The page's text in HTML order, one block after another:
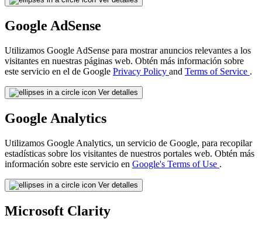
Google AdSense
Utilizamos Google AdSense para mostrar anuncios relevantes a los
visitantes en nuestras páginas web. Obtén más información sobre
este servicio en el de Google Privacy Policy and Terms of Service .
Ver detalles
Google Analytics
Utilizamos Google Analytics, un servicio de Google, para recopilar
estadísticas sobre los visitantes de nuestros portales web. Obtén más
información sobre este servicio en Google's Terms of Use .
Ver detalles
Microsoft Clarity